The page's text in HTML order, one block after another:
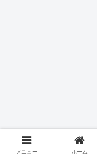
メニュー ホーム